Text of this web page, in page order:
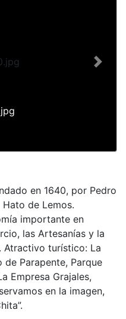
Next
en 1640, por Pedro
de Lemos.
importante en
las Artesanías y la
Atractivo turístico: La
de Parapente, Parque
Empresa Grajales,
en la imagen,